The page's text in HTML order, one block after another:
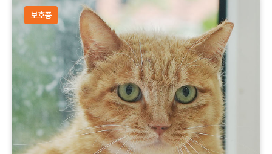
보호중